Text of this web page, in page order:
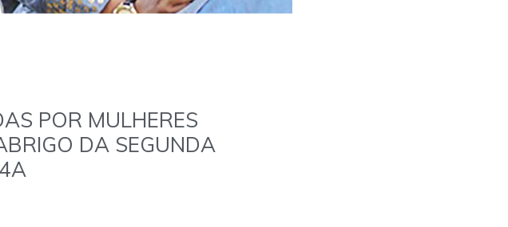
POR MULHERES
DA SEGUNDA